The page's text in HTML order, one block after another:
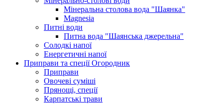
Мінеральна столова вода "Шаянка"
Magnesia
Питні води
Питна вода "Шаянська джерельна"
Солодкі напої
Енергетичні напої
Приправи та спеції Огородник
Приправи
Овочеві суміші
Прянощі, спеції
Карпатські трави